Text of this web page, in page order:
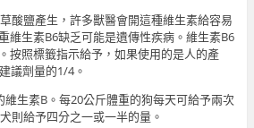
酸鹽產生，許多獸醫會開這種維生素給容易
維生素B6缺乏可能是遺傳性疾病。維生素B6
按照標籤指示給予，如果使用的是人的產
議劑量的1/4。
生素B。每20公斤體重的狗每天可給予兩次
則給予四分之一或一半的量。